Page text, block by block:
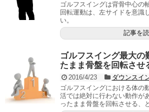
ゴルフスイングは背骨中心の
回転運動は、左サイドを意識
い。
記事を
ゴルフスイング最大の
たまま骨盤を回転させ
2016/4/23
ダウンスイ
ゴルフスイングにおける体の
活では絶対に行わない動作が
ったまま骨盤を回転させる、